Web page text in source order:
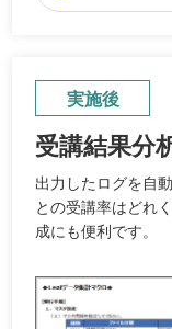
実施後
受講結果分
出力したログを自
との受講率はどれ
成にも便利です。